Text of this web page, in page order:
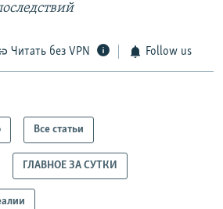
Читать без VPN Follow us
Все статьи
ГЛАВНОЕ ЗА СУТКИ